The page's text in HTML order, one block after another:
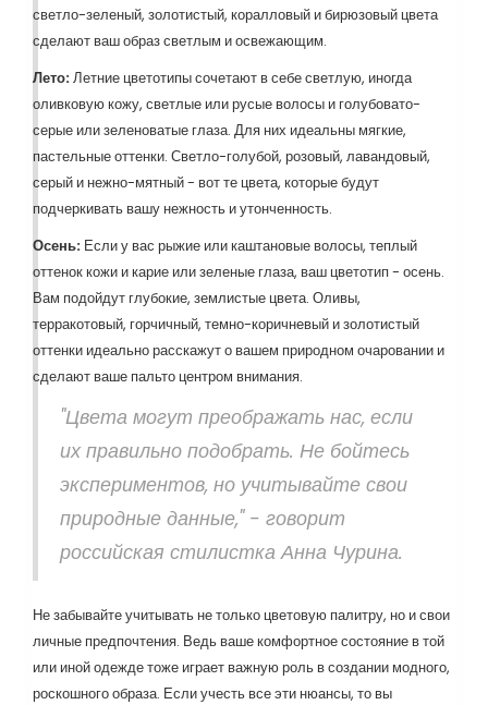
светло-зеленый, золотистый, коралловый и бирюзовый цвета
сделают ваш образ светлым и освежающим.
Лето:Летние цветотипы сочетают в себе светлую, иногда
оливковую кожу, светлые или русые волосы и голубовато-
серые или зеленоватые глаза. Для них идеальны мягкие,
пастельные оттенки. Светло-голубой, розовый, лавандовый,
серый и нежно-мятный - вот те цвета, которые будут
подчеркивать вашу нежность и утонченность.
Осень: Если у вас рыжие или каштановые волосы, теплый
оттенок кожи и карие или зеленые глаза, ваш цветотип - осень.
Вам подойдут глубокие, землистые цвета. Оливы,
терракотовый, горчичный, темно-коричневый и золотистый
оттенки идеально расскажут о вашем природном очаровании и
сделают ваше пальто центром внимания.
"Цвета могут преображать нас, если
их правильно подобрать. Не бойтесь
экспериментов, но учитывайте свои
природные данные," - говорит
российская стилистка Анна Чурина.
Не забывайте учитывать не только цветовую палитру, но и свои
личные предпочтения. Ведь ваше комфортное состояние в той
или иной одежде тоже играет важную роль в создании модного,
роскошного образа. Если учесть все эти нюансы, то вы